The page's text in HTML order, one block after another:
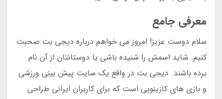
معرفی جامع
سلام دوست عزیز! امروز می خواهم درباره دیجی بت صحبت
کنیم. شاید اسمش را شنیده باشی یا دوستانتان از آن نام
برده باشند. دیجی بت در واقع یک سایت پیش بینی ورزشی
و بازی های کازینویی است که برای کاربران ایرانی طراحی